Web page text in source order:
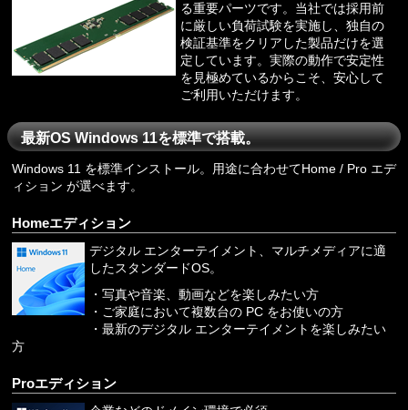
る重要パーツです。当社では採用前
に厳しい負荷試験を実施し、独自の
検証基準をクリアした製品だけを選
定しています。実際の動作で安定性
を見極めているからこそ、安心して
ご利用いただけます。
最新OS Windows 11を標準で搭載。
Windows 11 を標準インストール。用途に合わせてHome / Pro エデ
ィション が選べます。
Homeエディション
デジタル エンターテイメント、マルチメディアに適
したスタンダードOS。
・写真や音楽、動画などを楽しみたい方
・ご家庭において複数台の PC をお使いの方
・最新のデジタル エンターテイメントを楽しみたい
方
Proエディション